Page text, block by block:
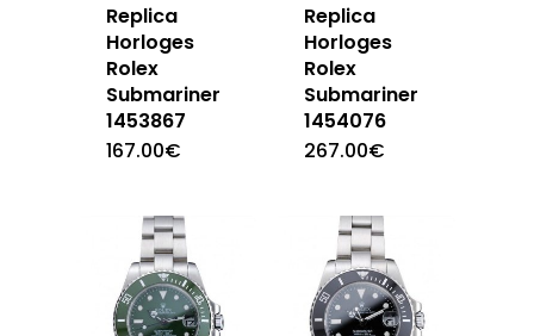
Replica
Horloges
Rolex
Submariner
1453867
167.00€
Replica
Horloges
Rolex
Submariner
1454076
267.00€